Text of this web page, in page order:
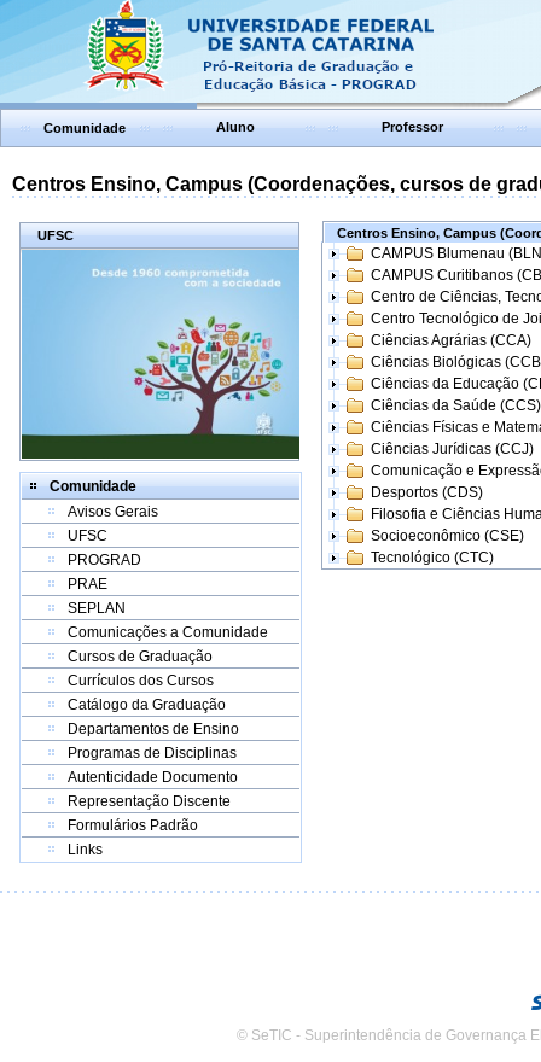
Comunidade Aluno Professor
Centros Ensino, Campus (Coordenações, cursos de
UFSC
Comunidade
Avisos Gerais
UFSC
PROGRAD
PRAE
SEPLAN
Comunicações a Comunidade
Cursos de Graduação
Currículos dos Cursos
Catálogo da Graduação
Departamentos de Ensino
Programas de Disciplinas
Autenticidade Documento
Representação Discente
Formulários Padrão
Links
Centros Ensino, Campus
CAMPUS Blumenau
CAMPUS Curitibanos
Centro de Ciências,
Centro Tecnológico de
Ciências Agrárias (CCA)
Ciências Biológicas
Ciências da Educação
Ciências da Saúde (CCS)
Ciências Físicas e
Ciências Jurídicas (CCJ)
Comunicação e
Desportos (CDS)
Filosofia e Ciências
Socioeconômico (CSE)
Tecnológico (CTC)
© SeTIC - Superintendência de Governança